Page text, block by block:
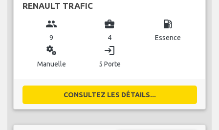
RENAULT TRAFIC
group
9
business_center
4
local_gas_station
Essence
miscellaneous_services
Manuelle
login
5 Porte
CONSULTEZ LES DÉTAILS...